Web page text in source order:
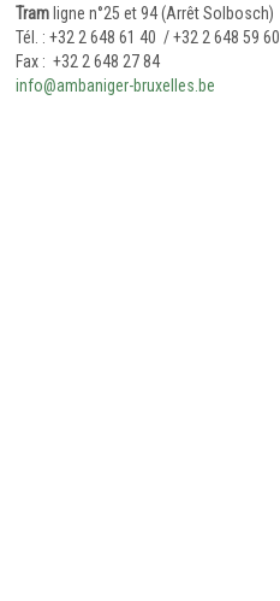
Tram ligne n°25 et 94 (Arrêt Solbosch)
Tél. : +32 2 648 61 40 / +32 2 648 59 60
Fax : +32 2 648 27 84
info@ambaniger-bruxelles.be